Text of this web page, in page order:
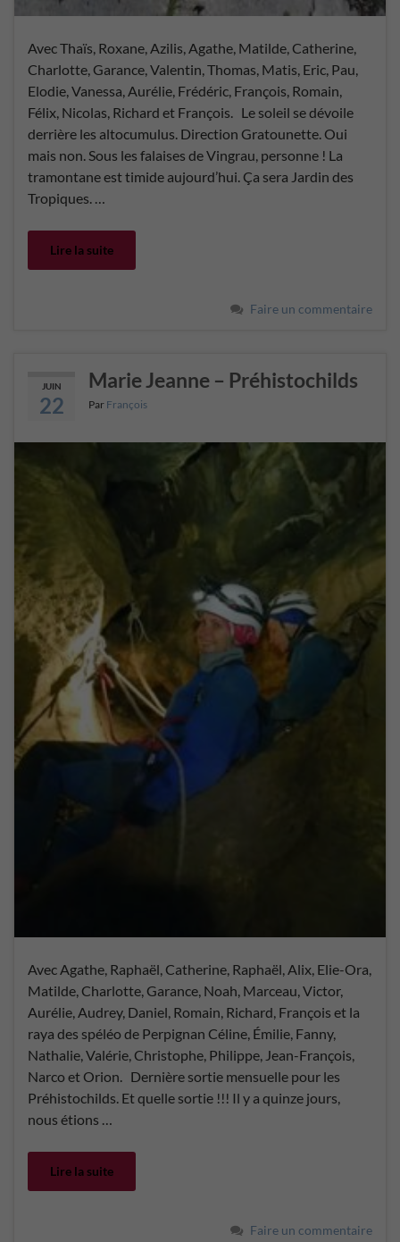
Avec Thaïs, Roxane, Azilis, Agathe, Matilde, Catherine,
Charlotte, Garance, Valentin, Thomas, Matis, Eric, Pau,
Elodie, Vanessa, Aurélie, Frédéric, François, Romain,
Félix, Nicolas, Richard et François. Le soleil se dévoile
derrière les altocumulus. Direction Gratounette. Oui
mais non. Sous les falaises de Vingrau, personne ! La
tramontane est timide aujourd’hui. Ça sera Jardin des
Tropiques. …
Lire la suite
Faire un commentaire
JUIN
22
Marie Jeanne – Préhistochilds
Par François
Avec Agathe, Raphaël, Catherine, Raphaël, Alix, Elie-Ora,
Matilde, Charlotte, Garance, Noah, Marceau, Victor,
Aurélie, Audrey, Daniel, Romain, Richard, François et la
raya des spéléo de Perpignan Céline, Émilie, Fanny,
Nathalie, Valérie, Christophe, Philippe, Jean-François,
Narco et Orion. Dernière sortie mensuelle pour les
Préhistochilds. Et quelle sortie !!! Il y a quinze jours,
nous étions …
Lire la suite
Faire un commentaire